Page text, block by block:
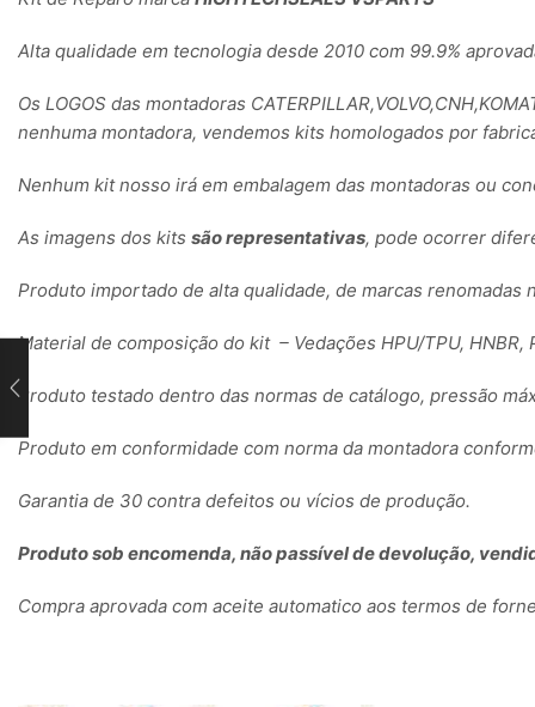
Alta qualidade em tecnologia desde 2010 com 99.9%
Os LOGOS das montadoras
nenhuma montadora, vendemos kits homologados por
Nenhum kit nosso irá em embalagem das montadoras ou
As imagens dos kits são representativas, pode ocorrer
Produto importado de alta qualidade, de marcas
Material de composição do kit – Vedações HPU/TPU,
Produto testado dentro das normas de catálogo, pressão
Produto em conformidade com norma da montadora
Garantia de 30 contra defeitos ou vícios de produção.
Produto sob encomenda, não passível de devolução,
Compra aprovada com aceite automatico aos termos de